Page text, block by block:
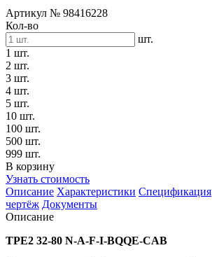
Артикул № 98416228
Кол-во
шт.
1 шт.
2 шт.
3 шт.
4 шт.
5 шт.
10 шт.
100 шт.
500 шт.
999 шт.
В корзину
Узнать стоимость
Описание Характеристики Спецификация
чертёж Документы
Описание
TPE2 32-80 N-A-F-I-BQQE-CAB